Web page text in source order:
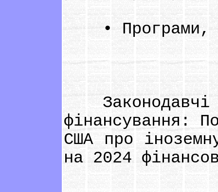
• Програми,
Законодавчі
фінансування:
США про
на 2024